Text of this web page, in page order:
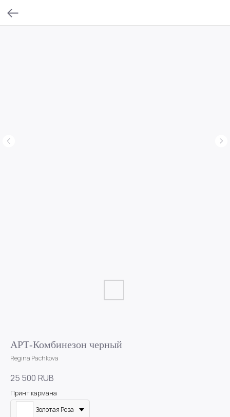
АРТ-Комбинезон черный
Regina Pachkova
25 500 RUB
Принт кармана
Золотая Роза